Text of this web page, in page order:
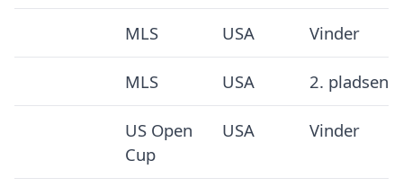
MLS USA Vinder
MLS USA 2. pladsen
US Open
Cup
USA Vinder